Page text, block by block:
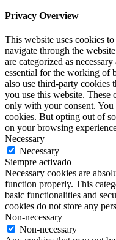
Privacy Overview
This website uses cookies
navigate through the
are categorized as
essential for the working of
also use third-party cookies
you use this website.
only with your consent. You
cookies. But opting out of
on your browsing
Necessary
Necessary
Siempre activado
Necessary cookies are
function properly. This
basic functionalities and
cookies do not store any
Non-necessary
Non-necessary